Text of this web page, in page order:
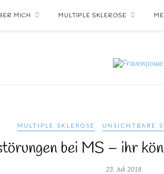
MICH MULTIPLE SKLEROSE
MULTIPLE SKLEROSE UNSICHTBARE
bei MS – ihr
23. Juli 2018